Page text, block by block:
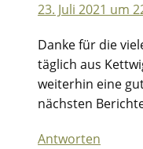
23. Juli 2021 um
Danke für die
täglich aus
weiterhin eine
nächsten
Antworten